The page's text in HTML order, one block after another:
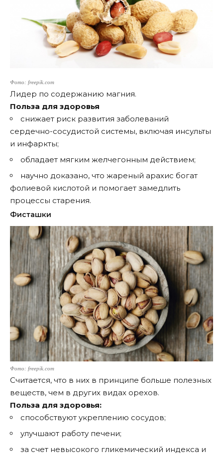
Фото: freepik.com
Лидер по содержанию магния.
Польза для здоровья
снижает риск развития заболеваний
сердечно-сосудистой системы, включая инсульты
и инфаркты;
обладает мягким желчегонным действием;
научно доказано, что жареный арахис богат
фолиевой кислотой и помогает замедлить
процессы старения.
Фисташки
Фото: freepik.com
Считается, что в них в принципе больше полезных
веществ, чем в других видах орехов.
Польза для здоровья:
способствуют укреплению сосудов;
улучшают работу печени;
за счет невысокого гликемический индекса и